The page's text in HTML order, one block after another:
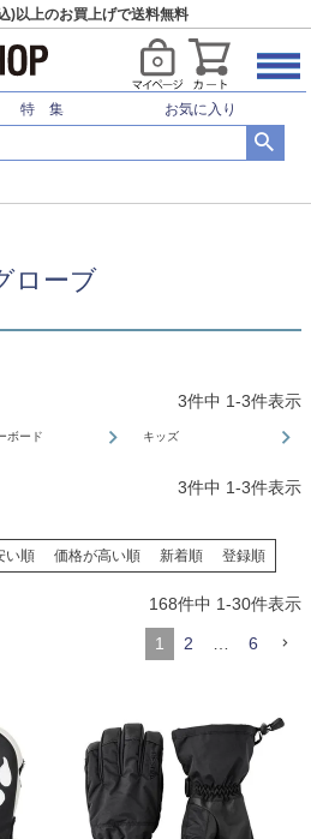
)以上のお買上げで送料無料
特 集 お気に入り
ーアクセサリー グローブ
ローブ
3件中 1-3件表示
ボード キッズ
3件中 1-3件表示
い順 価格が高い順 新着順 登録順
168件中 1-30件表示
1 2 6